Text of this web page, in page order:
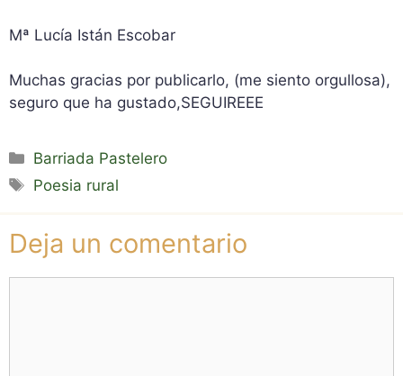
Mª Lucía Istán Escobar
Muchas gracias por publicarlo, (me siento orgullosa),
seguro que ha gustado,SEGUIREEE
Categorías
Barriada Pastelero
Etiquetas
Poesia rural
Deja un comentario